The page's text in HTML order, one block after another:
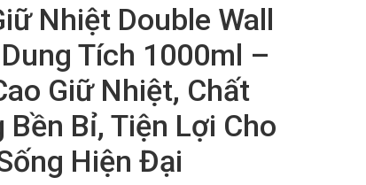
Nhiệt Double Wall
Tích 1000ml –
Giữ Nhiệt, Chất
Bền Bỉ, Tiện Lợi Cho
Hiện Đại